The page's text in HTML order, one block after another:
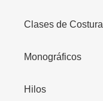
Clases de Costura
Monográficos
Hilos